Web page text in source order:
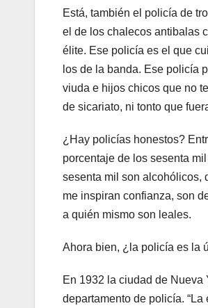
Está, también el policía de
el de los chalecos antibalas
élite. Ese policía es el que
los de la banda. Ese policía
viuda e hijos chicos que no
de sicariato, ni tonto que
¿Hay policías honestos?
porcentaje de los sesenta
sesenta mil son alcohólicos,
me inspiran confianza, son
a quién mismo son leales.
Ahora bien, ¿la policía es la
En 1932 la ciudad de
departamento de policía.